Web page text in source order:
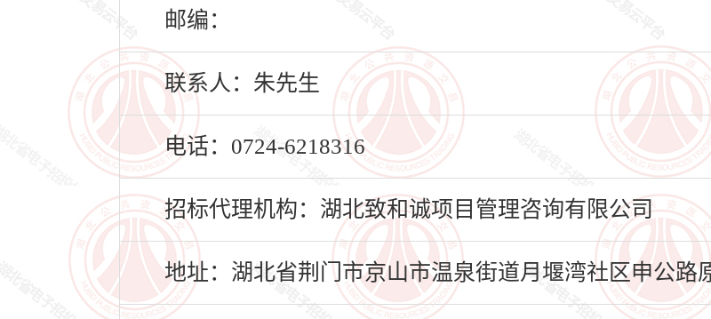
邮编：
联系人：朱先生
电话：0724-6218316
招标代理机构：湖北致和诚项目管理咨询有限公司
地址：湖北省荆门市京山市温泉街道月堰湾社区申公路